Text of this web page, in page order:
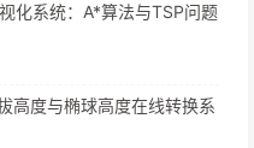
化系统：A*算法与TSP问题
高度与椭球高度在线转换系